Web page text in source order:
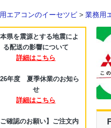
エアコンのイーセツビ > 業務用
県を震源とする地震によ
る配送の影響について
詳細はこちら
年度 夏季休業のお知ら
せ
詳細はこちら
ご確認のお願い】ご注文内